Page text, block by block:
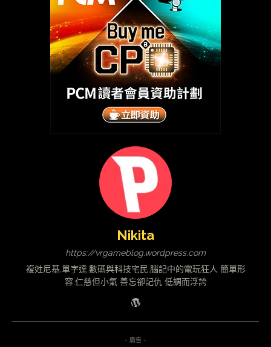
Nikita
https://vrgameblog.wordpress.com
複姓尼基,單字達,數碼與科技宅民,腦記中的電玩狂人 簡單形
容:仁慈但小氣 善忘卻記仇 低調而浮誇
- 廣告 -